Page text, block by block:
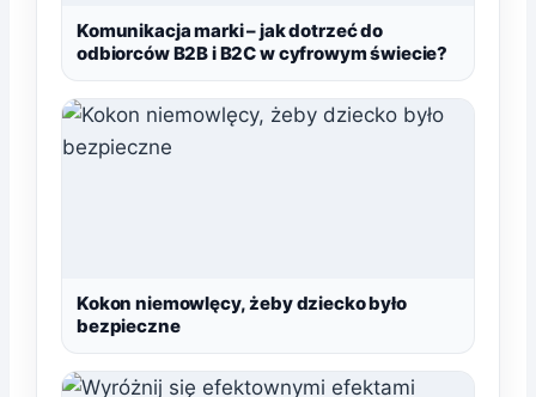
Komunikacja marki – jak dotrzeć do
odbiorców B2B i B2C w cyfrowym świecie?
Kokon niemowlęcy, żeby dziecko było
bezpieczne